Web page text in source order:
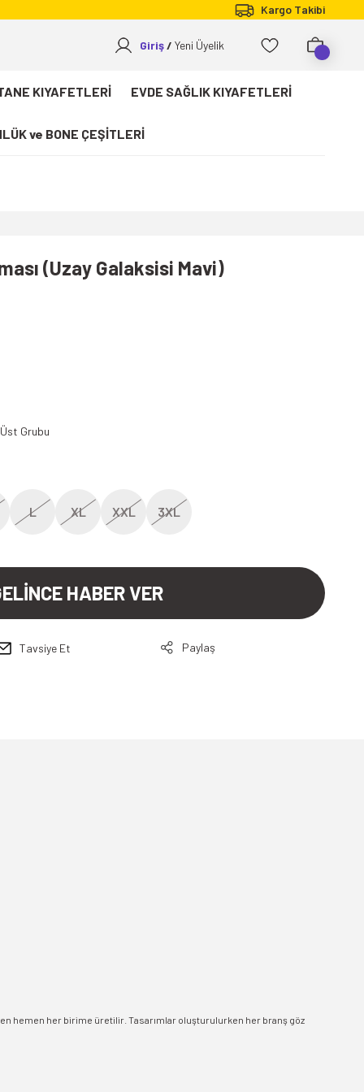
Kargo Takibi
Giriş Yeni Üyelik
KIYAFETLERİ EVDE SAĞLIK KIYAFETLERİ
ve BONE ÇEŞİTLERİ
(Uzay Galaksisi Mavi)
Grubu
L XL XXL 3XL
HABER VER
Tavsiye Et Paylaş
hemen her birime üretilir. Tasarımlar oluşturulurken her branş göz